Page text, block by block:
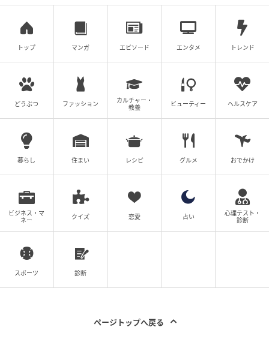
トップ マンガ エピソード エンタメ トレンド
どうぶつ ファッション
カルチャー・
教養
ビューティー ヘルスケア
暮らし 住まい レシピ グルメ おでかけ
ビジネス・マ
ネー
クイズ 恋愛 占い
心理テスト・
診断
スポーツ 診断
ページトップへ戻る